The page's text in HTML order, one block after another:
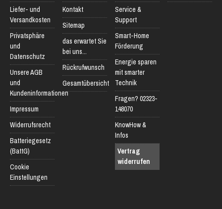
Liefer- und
Versandkosten
Privatsphäre
und
Datenschutz
Unsere AGB
und
Kundeninformationen
Impressum
Widerrufsrecht
Batteriegesetz
(BattG)
Cookie
Einstellungen
Kontakt
Sitemap
das erwartet Sie
bei uns...
Rückrufwunsch
Gesamtübersicht
Service &
Support
Smart-Home
Förderung
Energie sparen
mit smarter
Technik
Fragen? 02323-
148070
KnowHow &
Infos
Vertrag
widerrufen